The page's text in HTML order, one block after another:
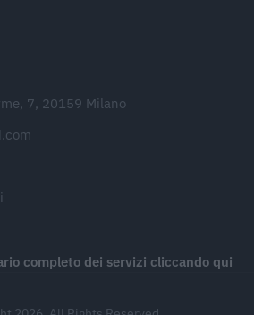
7, 20159 Milano
completo dei servizi cliccando qui